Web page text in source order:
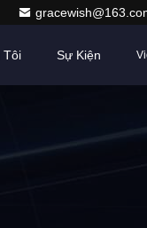
Tôi Sự Kiện